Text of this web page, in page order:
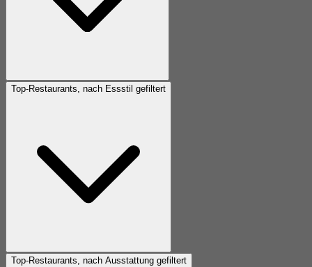
Top-Restaurants, nach Essstil gefiltert
Top-Restaurants, nach Ausstattung gefiltert